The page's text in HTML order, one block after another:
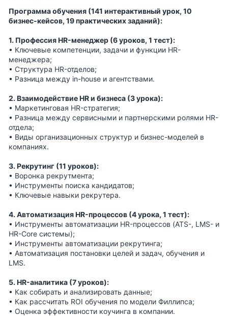
Программа обучения (141 интерактивный урок, 10
бизнес-кейсов, 19 практических заданий):
1. Профессия HR-менеджер (6 уроков, 1 тест):
• Ключевые компетенции, задачи и функции HR-
менеджера;
• Структура HR-отделов;
• Разница между in-house и агентствами.
2. Взаимодействие HR и бизнеса (3 урока):
• Маркетинговая HR-стратегия;
• Разница между сервисными и партнерскими ролями HR-
отдела;
• Виды организационных структур и бизнес-моделей в
компаниях.
3. Рекрутинг (11 уроков):
• Воронка рекрутмента;
• Инструменты поиска кандидатов;
• Ключевые навыки рекрутера.
4. Автоматизация HR-процессов (4 урока, 1 тест):
• Инструменты автоматизации HR-процессов (ATS-, LMS- и
HR-Core системы);
• Инструменты автоматизации рекрутинга;
• Автоматизация постановки целей и задач, обучения и
LMS.
5. HR-аналитика (7 уроков):
• Как собирать и анализировать данные;
• Как рассчитать ROI обучения по модели Филлипса;
• Оценка эффективности коучинга в компании.